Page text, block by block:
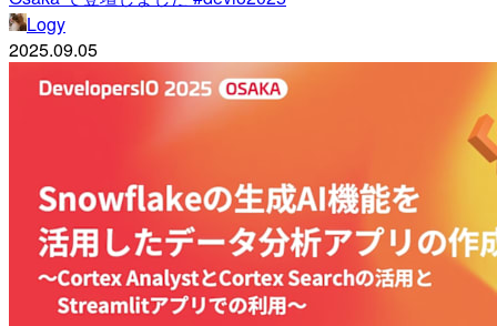
Logy
2025.09.05